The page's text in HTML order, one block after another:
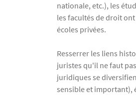
nationale, etc.), les
les facultés de droit
écoles privées.
Resserrer les liens
juristes qu'il ne faut
juridiques se
sensible et important),